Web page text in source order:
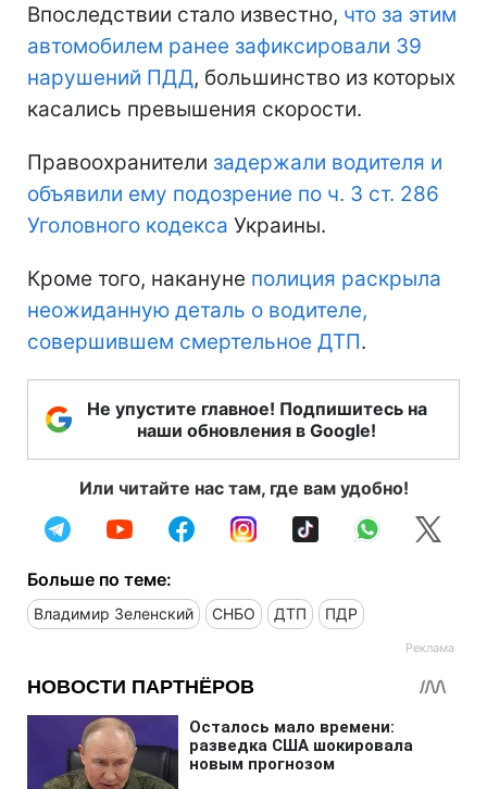
Впоследствии стало известно, что за этим
автомобилем ранее зафиксировали 39
нарушений ПДД, большинство из которых
касались превышения скорости.
Правоохранители задержали водителя и
объявили ему подозрение по ч. 3 ст. 286
Уголовного кодекса Украины.
Кроме того, накануне полиция раскрыла
неожиданную деталь о водителе,
совершившем смертельное ДТП.
Не упустите главное! Подпишитесь на
наши обновления в Google!
Или читайте нас там, где вам удобно!
Больше по теме:
Владимир Зеленский СНБО ДТП ПДР